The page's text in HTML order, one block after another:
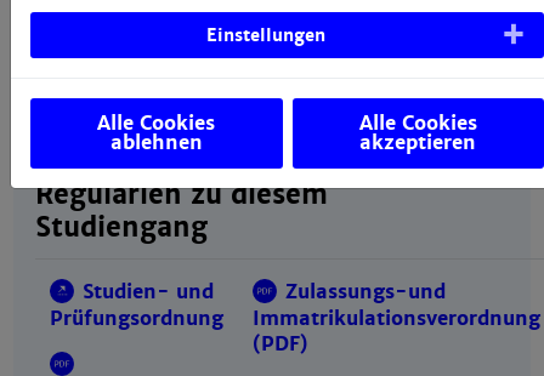
Regularien zu diesem
Studiengang
Studien- und
Prüfungsordnung
Zulassungs-und
Immatrikulationsverordnung
(PDF)
Einstellungen
Alle Cookies
ablehnen
Alle Cookies
akzeptieren